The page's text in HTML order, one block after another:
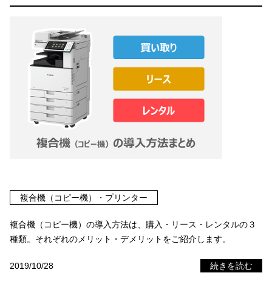
複合機（コピー機）・プリンター
複合機（コピー機）の導入方法は、購入・リース・レンタルの３
種類。それぞれのメリット・デメリットをご紹介します。
2019/10/28 続きを読む